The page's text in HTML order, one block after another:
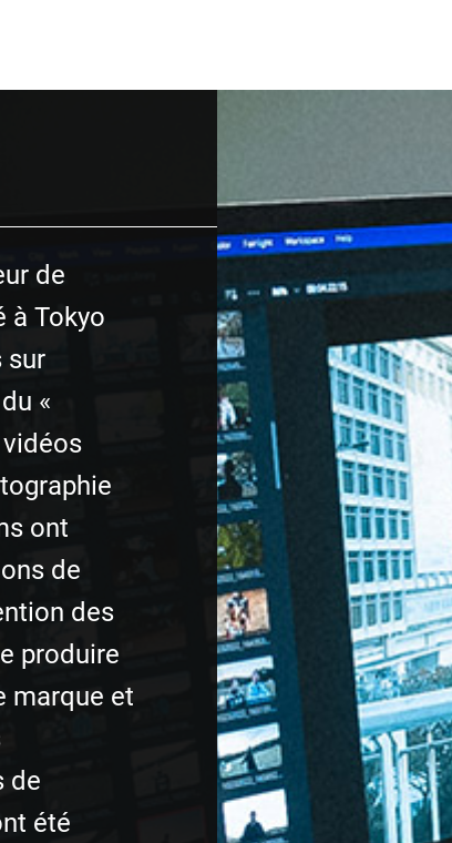
de
à Tokyo
sur
«
ont
de
des
produire
marque et
de
été